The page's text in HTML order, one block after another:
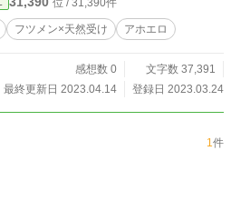
位 / 31,390件
フツメン×天然受け アホエロ
感想数 0
文字数 37,391
最終更新日 2023.04.14
登録日 2023.03.24
1件